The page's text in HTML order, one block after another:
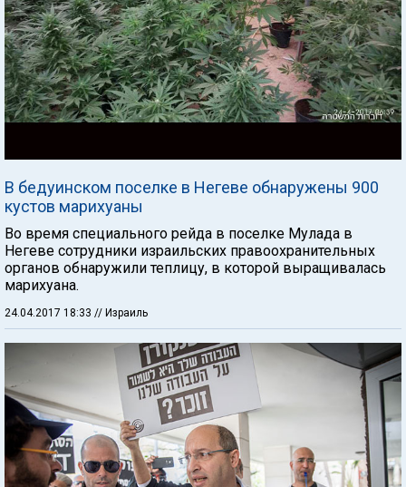
В бедуинском поселке в Негеве обнаружены 900
кустов марихуаны
Во время специального рейда в поселке Мулада в
Негеве сотрудники израильских правоохранительных
органов обнаружили теплицу, в которой выращивалась
марихуана.
24.04.2017 18:33 // Израиль